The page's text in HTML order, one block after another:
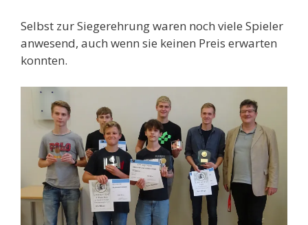
Selbst zur Siegerehrung waren noch viele Spieler
anwesend, auch wenn sie keinen Preis erwarten
konnten.